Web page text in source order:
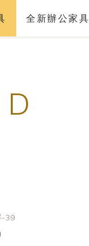
全新辦公家具
-39